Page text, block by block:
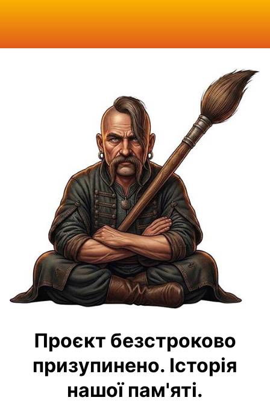
Проєкт безстроково
призупинено. Історія
нашої пам'яті.